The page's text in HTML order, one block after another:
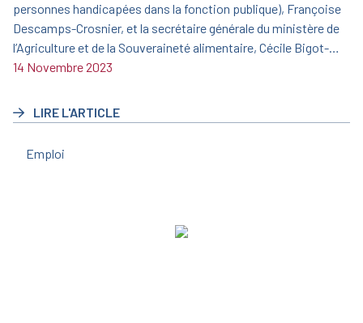
personnes handicapées dans la fonction publique), Françoise
Descamps-Crosnier, et la secrétaire générale du ministère de
l’Agriculture et de la Souveraineté alimentaire, Cécile Bigot-
Dekeyzer, ont signé le 19 juin 2023 une nouvelle convention
14 Novembre 2023
LIRE L'ARTICLE
Emploi